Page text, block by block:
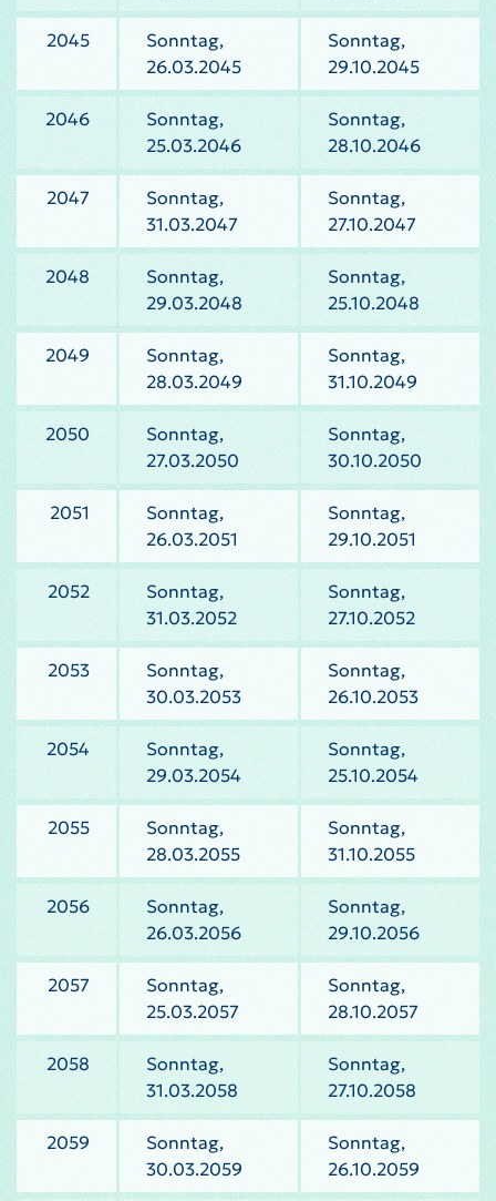
2045
Sonntag,
26.03.2045
Sonntag,
29.10.2045
2046
Sonntag,
25.03.2046
Sonntag,
28.10.2046
2047
Sonntag,
31.03.2047
Sonntag,
27.10.2047
2048
Sonntag,
29.03.2048
Sonntag,
25.10.2048
2049
Sonntag,
28.03.2049
Sonntag,
31.10.2049
2050
Sonntag,
27.03.2050
Sonntag,
30.10.2050
2051
Sonntag,
26.03.2051
Sonntag,
29.10.2051
2052
Sonntag,
31.03.2052
Sonntag,
27.10.2052
2053
Sonntag,
30.03.2053
Sonntag,
26.10.2053
2054
Sonntag,
29.03.2054
Sonntag,
25.10.2054
2055
Sonntag,
28.03.2055
Sonntag,
31.10.2055
2056
Sonntag,
26.03.2056
Sonntag,
29.10.2056
2057
Sonntag,
25.03.2057
Sonntag,
28.10.2057
2058
Sonntag,
31.03.2058
Sonntag,
27.10.2058
2059
Sonntag,
30.03.2059
Sonntag,
26.10.2059